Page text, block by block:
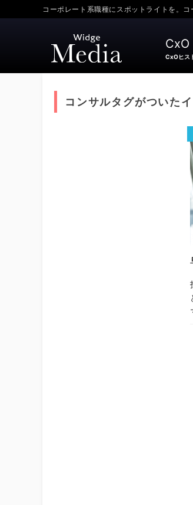
コーポレート系職種にスポットライトを。
CxOヒス
コンサルタグがついた